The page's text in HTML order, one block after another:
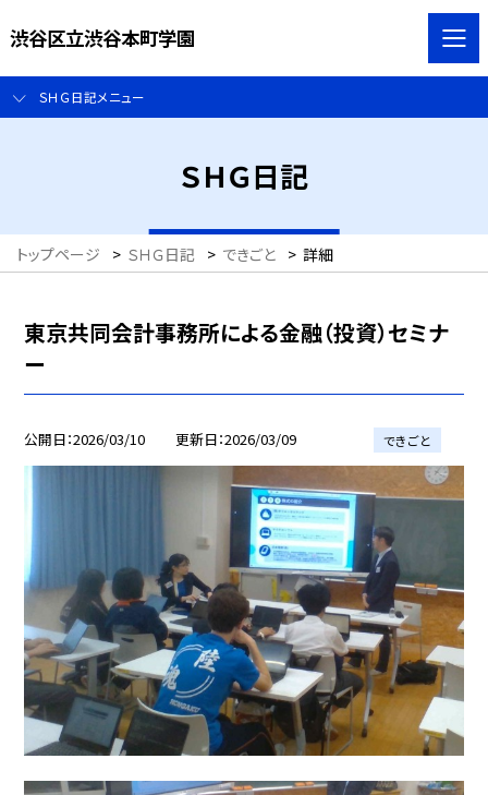
渋谷区立渋谷本町学園
ＳＨＧ日記メニュー
ＳＨＧ日記
トップページ > ＳＨＧ日記 > できごと > 詳細
東京共同会計事務所による金融（投資）セミナ
ー
公開日 2026/03/10 更新日 2026/03/09 できごと